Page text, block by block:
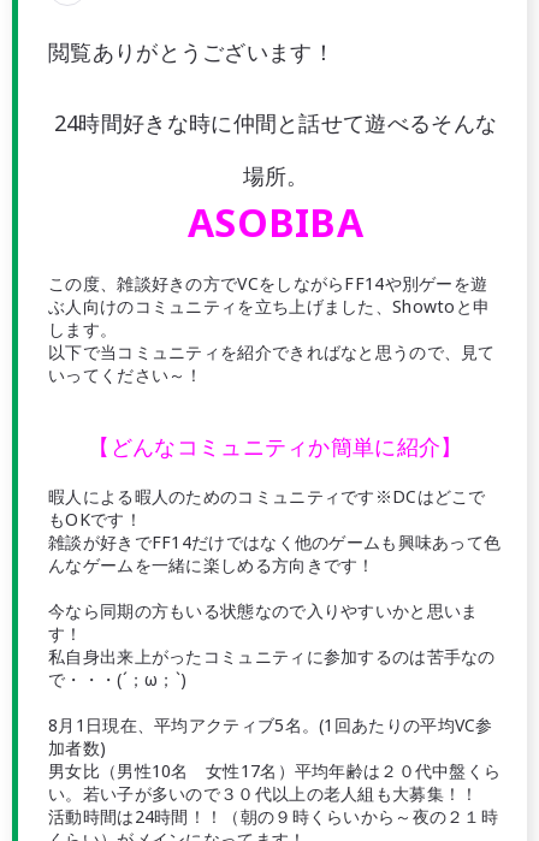
閲覧ありがとうございます！
24時間好きな時に仲間と話せて遊べるそんな
場所。
ASOBIBA
この度、雑談好きの方でVCをしながらFF14や別ゲーを遊
ぶ人向けのコミュニティを立ち上げました、Showtoと申
します。
以下で当コミュニティを紹介できればなと思うので、見て
いってください～！
【どんなコミュニティか簡単に紹介】
暇人による暇人のためのコミュニティです※DCはどこで
もOKです！
雑談が好きでFF14だけではなく他のゲームも興味あって色
んなゲームを一緒に楽しめる方向きです！
今なら同期の方もいる状態なので入りやすいかと思いま
す！
私自身出来上がったコミュニティに参加するのは苦手なの
で・・・(´；ω；`)
8月1日現在、平均アクティブ5名。(1回あたりの平均VC参
加者数)
男女比（男性10名 女性17名）平均年齢は２０代中盤くら
い。若い子が多いので３０代以上の老人組も大募集！！
活動時間は24時間！！（朝の９時くらいから～夜の２１時